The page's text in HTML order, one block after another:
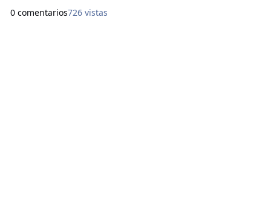
una de las últimas peleas de boxeo que tuvo Kid Pambelé,
0 comentarios726 vistas